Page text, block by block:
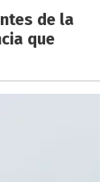
de la
que